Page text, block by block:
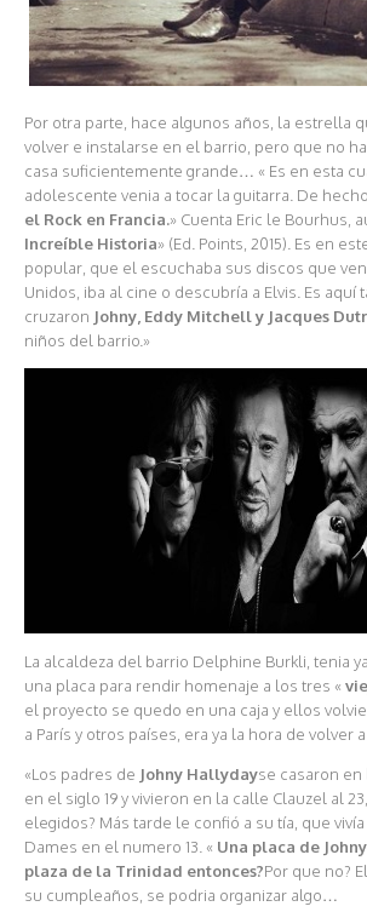
Por otra parte, hace algunos años, la estrella
volver e instalarse en el barrio, pero que no
casa suficientemente grande… « Es en esta
adolescente venia a tocar la guitarra. De
el Rock en Francia.» Cuenta Eric le Bourhus,
Increíble Historia» (Ed. Points, 2015). Es en
popular, que el escuchaba sus discos que
Unidos, iba al cine o descubría a Elvis. Es aquí
cruzaron Johny, Eddy Mitchell y Jacques
niños del barrio.»
La alcaldeza del barrio Delphine Burkli, tenia
una placa para rendir homenaje a los tres «
el proyecto se quedo en una caja y ellos
a París y otros países, era ya la hora de volver
«Los padres de Johny Hallydayse casaron en
en el siglo 19 y vivieron en la calle Clauzel al
elegidos? Más tarde le confió a su tía, que
Dames en el numero 13. « Una placa de
plaza de la Trinidad entonces?Por que no?
su cumpleaños, se podria organizar algo…